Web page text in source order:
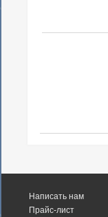
Написать нам
Прайс-лист